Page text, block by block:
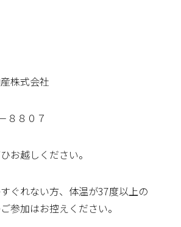
株式会社
８８０７
お越しください。
ぐれない方、体温が37度以上の
参加はお控えください。